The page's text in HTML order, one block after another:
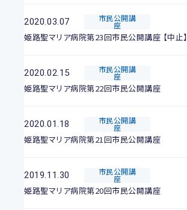
2020.03.07 市民公開講
座
姫路聖マリア病院第23回市民公開講座 【中止】
2020.02.15 市民公開講
座
姫路聖マリア病院第22回市民公開講座
2020.01.18 市民公開講
座
姫路聖マリア病院第21回市民公開講座
2019.11.30 市民公開講
座
姫路聖マリア病院第20回市民公開講座